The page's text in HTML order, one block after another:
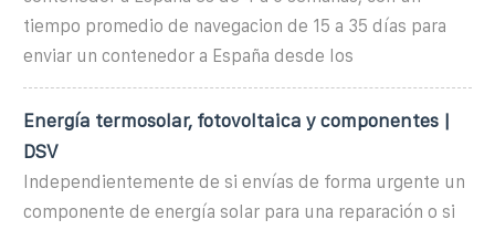
tiempo promedio de navegacion de 15 a 35 días para
enviar un contenedor a España desde los
Energía termosolar, fotovoltaica y componentes |
DSV
Independientemente de si envías de forma urgente un
componente de energía solar para una reparación o si